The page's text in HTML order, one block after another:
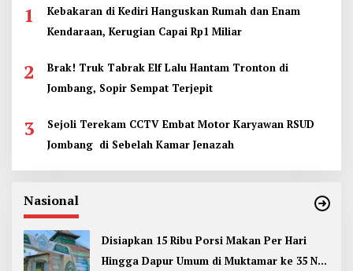
1
Kebakaran di Kediri Hanguskan Rumah dan Enam
Kendaraan, Kerugian Capai Rp1 Miliar
2
Brak! Truk Tabrak Elf Lalu Hantam Tronton di
Jombang, Sopir Sempat Terjepit
3
Sejoli Terekam CCTV Embat Motor Karyawan RSUD
Jombang di Sebelah Kamar Jenazah
Nasional
Disiapkan 15 Ribu Porsi Makan Per Hari
Hingga Dapur Umum di Muktamar ke 35 NU